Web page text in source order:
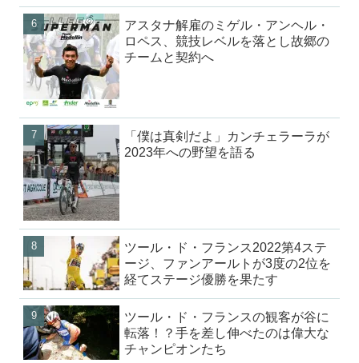
アスタナ解雇のミゲル・アンヘル・
ロペス、競技レベルを落とし故郷の
チームと契約へ
「僕は真剣だよ」カンチェラーラが
2023年への野望を語る
ツール・ド・フランス2022第4ステ
ージ、ファンアールトが3度の2位を
経てステージ優勝を果たす
ツール・ド・フランスの観客が谷に
転落！？手を差し伸べたのは偉大な
チャンピオンたち